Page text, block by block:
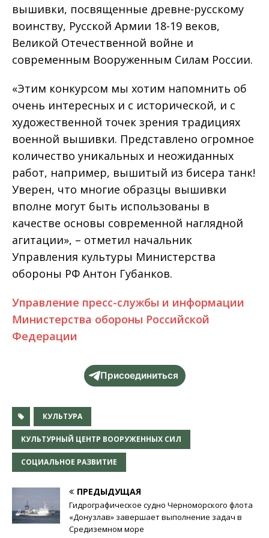
вышивки, посвященные древне-русскому
воинству, Русской Армии 18-19 веков,
Великой Отечественной войне и
современным Вооруженным Силам России.
«Этим конкурсом мы хотим напомнить об
очень интересных и с исторической, и с
художественной точек зрения традициях
военной вышивки. Представлено огромное
количество уникальных и неожиданных
работ, например, вышитый из бисера танк!
Уверен, что многие образцы вышивки
вполне могут быть использованы в
качестве основы современной наглядной
агитации», – отметил начальник
Управления культуры Министерства
обороны РФ Антон Губанков.
Управление пресс-службы и информации
Министерства обороны Российской
Федерации
Присоединиться
КУЛЬТУРА
КУЛЬТУРНЫЙ ЦЕНТР ВООРУЖЕННЫХ СИЛ
СОЦИАЛЬНОЕ РАЗВИТИЕ
ПРЕДЫДУЩАЯ
Гидрографическое судно Черноморского флота
«Донузлав» завершает выполнение задач в
Средиземном море